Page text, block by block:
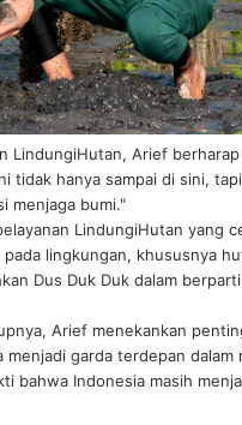
LindungiHutan, Arief
tidak hanya sampai di sini,
menjaga bumi."
LindungiHutan yang
lingkungan, khususnya
Dus Duk Duk dalam
Arief menekankan
menjadi garda terdepan
bahwa Indonesia masih